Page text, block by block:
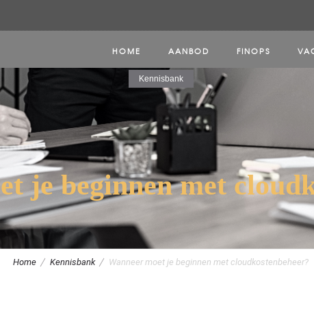
HOME AANBOD FINOPS
Kennisbank
je beginnen met
Home Kennisbank Wanneer moet je beginnen met cloudkostenbeheer?